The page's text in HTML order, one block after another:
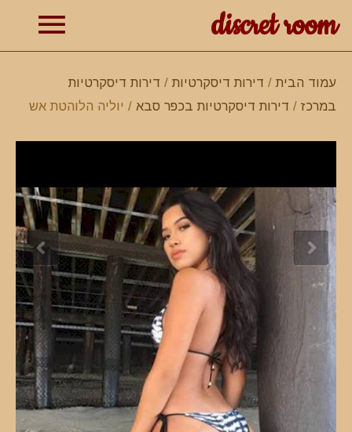
discret room
עמוד הבית / דירות דיסקרטיות / דירות דיסקרטיות
במרכז / דירות דיסקרטיות בכפר סבא / יוליה הלוהטת אש